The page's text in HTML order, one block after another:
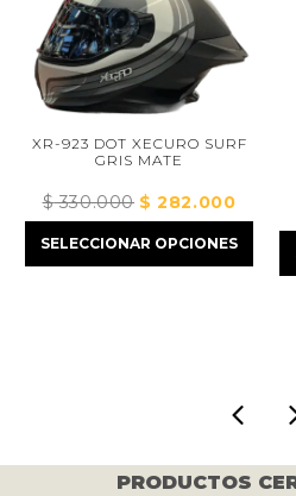
XR-923 DOT XECURO SURF
GRIS MATE
330.000El
precio
original
$282.000El
precio
actual
SELECCIONAR OPCIONES
PRODUCTOS